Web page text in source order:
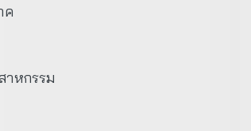
ค
าหกรรม